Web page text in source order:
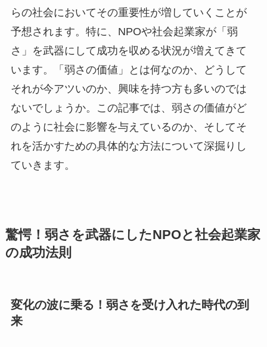
らの社会においてその重要性が増していくことが
予想されます。特に、NPOや社会起業家が「弱
さ」を武器にして成功を収める状況が増えてきて
います。「弱さの価値」とは何なのか、どうして
それが今アツいのか、興味を持つ方も多いのでは
ないでしょうか。この記事では、弱さの価値がど
のように社会に影響を与えているのか、そしてそ
れを活かすための具体的な方法について深掘りし
ていきます。
驚愕！弱さを武器にしたNPOと社会起業家
の成功法則
変化の波に乗る！弱さを受け入れた時代の到
来